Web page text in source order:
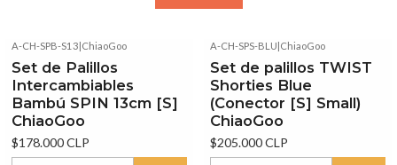
A-CH-SPB-S13 ChiaoGoo
Set de Palillos
Intercambiables
Bambú SPIN 13cm [S]
ChiaoGoo
$178.000 CLP
A-CH-SPS-BLU ChiaoGoo
Set de palillos TWIST
Shorties Blue
(Conector [S] Small)
ChiaoGoo
$205.000 CLP